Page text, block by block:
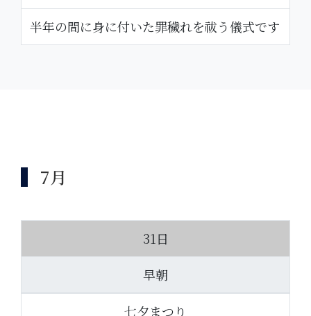
半年の間に身に付いた罪穢れを祓う儀式です
7月
31日
早朝
七夕まつり